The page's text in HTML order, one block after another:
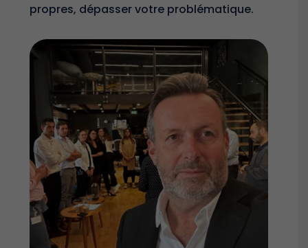
propres, dépasser votre problématique.